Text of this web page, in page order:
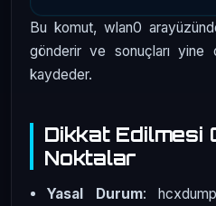
Bu komut, wlan0
gönderir ve sonuçları yine
kaydeder.
Dikkat Edilmesi
Noktalar
Yasal Durum: